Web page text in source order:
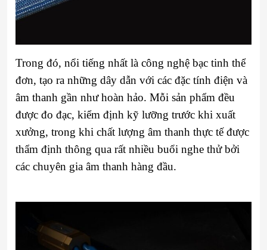
Trong đó, nổi tiếng nhất là công nghệ bạc tinh thể
đơn, tạo ra những dây dẫn với các đặc tính điện và
âm thanh gần như hoàn hảo. Mỗi sản phẩm đều
được đo đạc, kiểm định kỹ lưỡng trước khi xuất
xưởng, trong khi chất lượng âm thanh thực tế được
thẩm định thông qua rất nhiều buổi nghe thử bởi
các chuyên gia âm thanh hàng đầu.